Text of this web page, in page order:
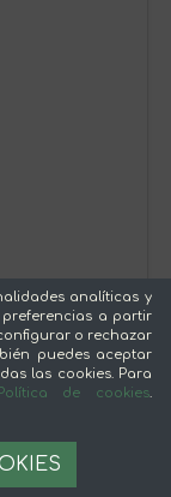
analíticas y
a partir
o rechazar
puedes aceptar
las cookies. Para
Política de cookies.